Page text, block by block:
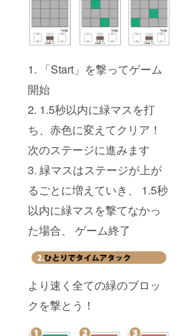
1. 「Start」を撃ってゲーム
開始
2. 1.5秒以内に緑マスを打
ち、赤色に変えてクリア！
次のステージに進みます
3. 緑マスはステージが上が
るごとに増えていき、 1.5秒
以内に緑マスを撃てなかっ
た場合、 ゲーム終了
より速く全ての緑のブロッ
クを撃とう！